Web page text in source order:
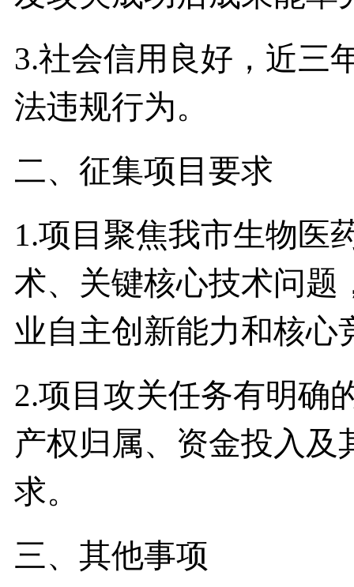
3.社会信用良好，近三
法违规行为。
二、征集项目要求
1.项目聚焦我市生物医
术、关键核心技术问题
业自主创新能力和核心
2.项目攻关任务有明确
产权归属、资金投入
求。
三、其他事项